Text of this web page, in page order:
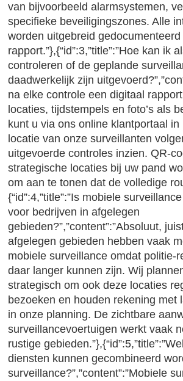
van bijvoorbeeld alarmsystemen,
specifieke beveiligingszones. Alle
worden uitgebreid
rapport.”},{“id”:3,”title”:”Hoe kan ik
controleren of de geplande
daadwerkelijk zijn
na elke controle een digitaal
locaties, tijdstempels en foto’s als
kunt u via ons online klantportaal
locatie van onze surveillanten
uitgevoerde controles inzien. QR-
strategische locaties bij uw pand
om aan te tonen dat de volledige
{“id”:4,”title”:”Is mobiele
voor bedrijven in afgelegen
gebieden?”,”content”:”Absoluut,
afgelegen gebieden hebben vaak
mobiele surveillance omdat politie-
daar langer kunnen zijn. Wij
strategisch om ook deze locaties
bezoeken en houden rekening met
in onze planning. De zichtbare
surveillancevoertuigen werkt vaak
rustige
diensten kunnen gecombineerd
surveillance?”,”content”:”Mobiele